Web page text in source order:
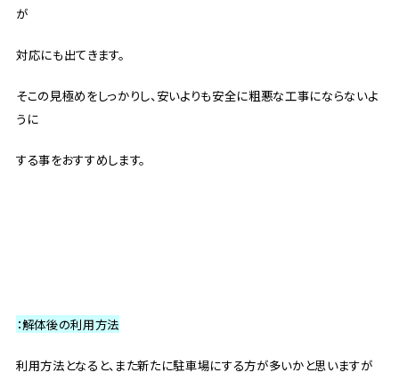
が
対応にも出てきます。
そこの見極めをしっかりし、安いよりも安全に粗悪な工事にならないよ
うに
する事をおすすめします。
：解体後の利用方法
利用方法となると、また新たに駐車場にする方が多いかと思いますが